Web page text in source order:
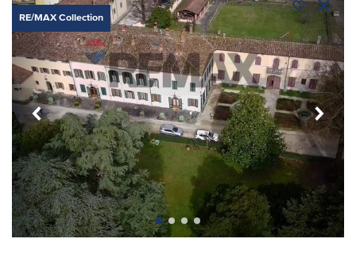
RE/MAX Collection